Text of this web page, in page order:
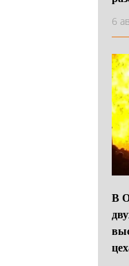
6
В